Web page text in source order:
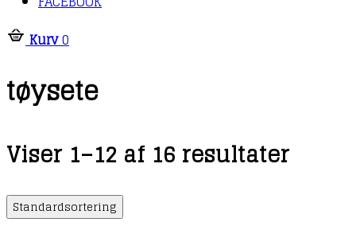
Kurv0
tøysete
Viser 1–12 af 16 resultater
Standardsortering